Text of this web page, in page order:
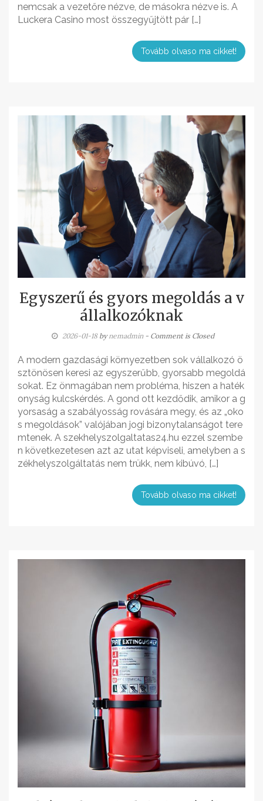
nemcsak a vezetőre nézve, de másokra nézve is. A
Luckera Casino most összegyűjtött pár […]
Tovább olvaso ma cikket!
Egyszerű és gyors megoldás a v
állalkozóknak
2026-01-18bynemadmin - Comment is Closed
A modern gazdasági környezetben sok vállalkozó ö
sztönösen keresi az egyszerűbb, gyorsabb megoldá
sokat. Ez önmagában nem probléma, hiszen a haték
onyság kulcskérdés. A gond ott kezdődik, amikor a g
yorsaság a szabályosság rovására megy, és az „oko
s megoldások” valójában jogi bizonytalanságot tere
mtenek. A szekhelyszolgaltatas24.hu ezzel szembe
n következetesen azt az utat képviseli, amelyben a s
zékhelyszolgáltatás nem trükk, nem kibúvó, […]
Tovább olvaso ma cikket!